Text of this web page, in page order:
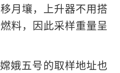
月壤，上升器不用搭
料，因此采样重量呈
娥五号的取样地址也